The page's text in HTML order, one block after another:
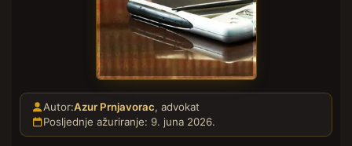
Autor:Azur Prnjavorac, advokat
Posljednje ažuriranje: 9. juna 2026.